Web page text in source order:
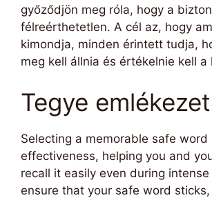
győződjön meg róla, hogy a
félreérthetetlen. A cél az, hogy
kimondja, minden érintett tudja,
meg kell állnia és értékelnie kell a
Tegye
Selecting a memorable safe word
effectiveness, helping you and
recall it easily even during
ensure that your safe word sticks,